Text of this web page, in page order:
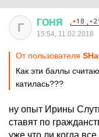
Г ГОНЯ
15:54, 11.02.2018
От пользователя
Как эти баллы
катилась???
ну опыт Ирины
ставят по
уже что ли когда